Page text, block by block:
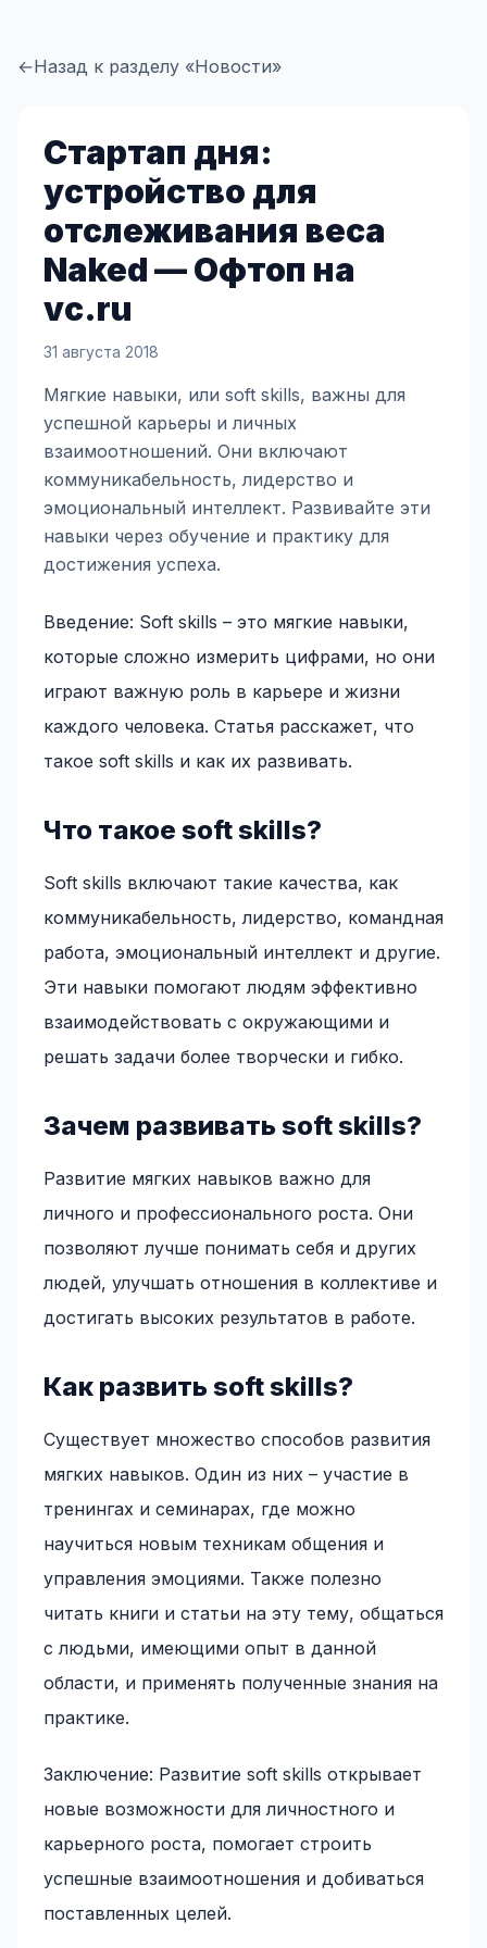
←Назад к разделу «Новости»
Стартап дня:
устройство для
отслеживания веса
Naked — Офтоп на
vc.ru
31 августа 2018
Мягкие навыки, или soft skills, важны для
успешной карьеры и личных
взаимоотношений. Они включают
коммуникабельность, лидерство и
эмоциональный интеллект. Развивайте эти
навыки через обучение и практику для
достижения успеха.
Введение: Soft skills – это мягкие навыки,
которые сложно измерить цифрами, но они
играют важную роль в карьере и жизни
каждого человека. Статья расскажет, что
такое soft skills и как их развивать.
Что такое soft skills?
Soft skills включают такие качества, как
коммуникабельность, лидерство, командная
работа, эмоциональный интеллект и другие.
Эти навыки помогают людям эффективно
взаимодействовать с окружающими и
решать задачи более творчески и гибко.
Зачем развивать soft skills?
Развитие мягких навыков важно для
личного и профессионального роста. Они
позволяют лучше понимать себя и других
людей, улучшать отношения в коллективе и
достигать высоких результатов в работе.
Как развить soft skills?
Существует множество способов развития
мягких навыков. Один из них – участие в
тренингах и семинарах, где можно
научиться новым техникам общения и
управления эмоциями. Также полезно
читать книги и статьи на эту тему, общаться
с людьми, имеющими опыт в данной
области, и применять полученные знания на
практике.
Заключение: Развитие soft skills открывает
новые возможности для личностного и
карьерного роста, помогает строить
успешные взаимоотношения и добиваться
поставленных целей.